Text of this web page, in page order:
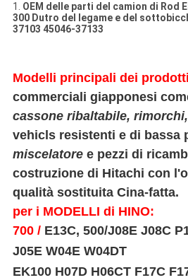
1. OEM delle parti del camion di Rod
300 Dutro del legame e del
37103 45046-37133
Modelli principali dei
commerciali giapponesi
cassone ribaltabile,
vehiclsresistenti e di bassa
miscelatoree pezzi di
costruzione di Hitachi con
qualità sostituita Cina-fatta.
per i MODELLI di HINO:
700 / E13C, 500/J08E J08C
J05E W04E W04DT
EK100 H07D H06CT F17C